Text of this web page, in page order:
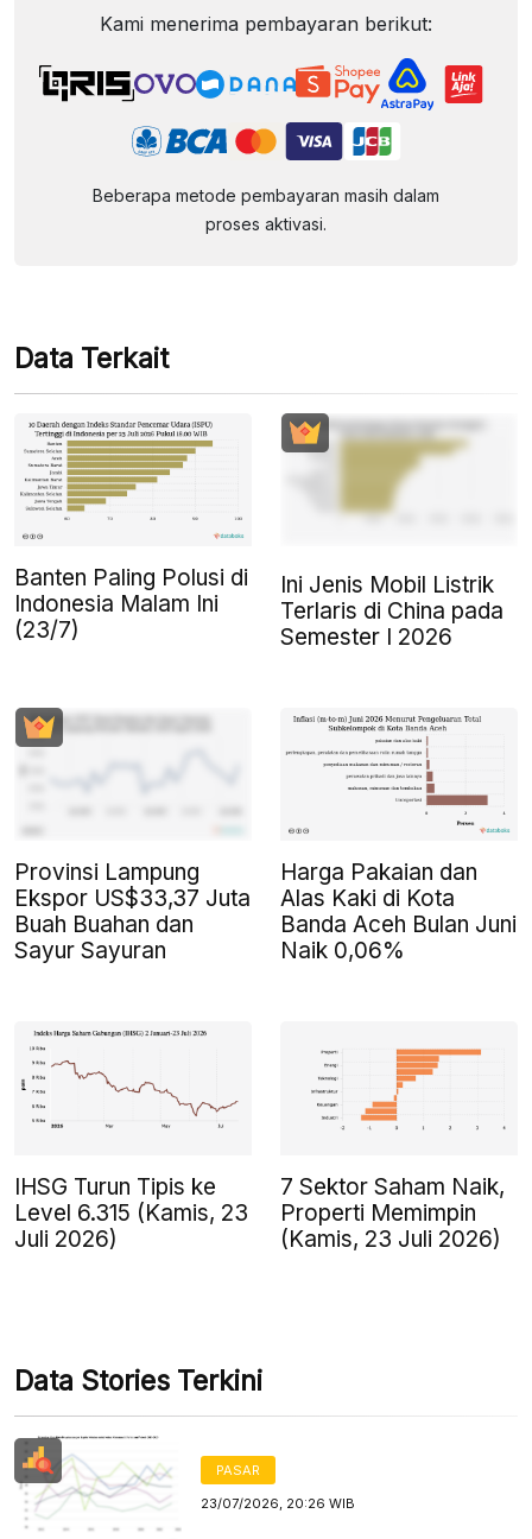
Kami menerima pembayaran berikut:
Beberapa metode pembayaran masih dalam
proses aktivasi.
Data Terkait
Banten Paling Polusi di
Indonesia Malam Ini
(23/7)
Ini Jenis Mobil Listrik
Terlaris di China pada
Semester I 2026
Provinsi Lampung
Ekspor US$33,37 Juta
Buah Buahan dan
Sayur Sayuran
Harga Pakaian dan
Alas Kaki di Kota
Banda Aceh Bulan Juni
Naik 0,06%
IHSG Turun Tipis ke
Level 6.315 (Kamis, 23
Juli 2026)
7 Sektor Saham Naik,
Properti Memimpin
(Kamis, 23 Juli 2026)
Data Stories Terkini
PASAR
23/07/2026, 20:26 WIB